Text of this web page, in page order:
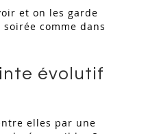
et on les garde
comme dans
évolutif
elles par une